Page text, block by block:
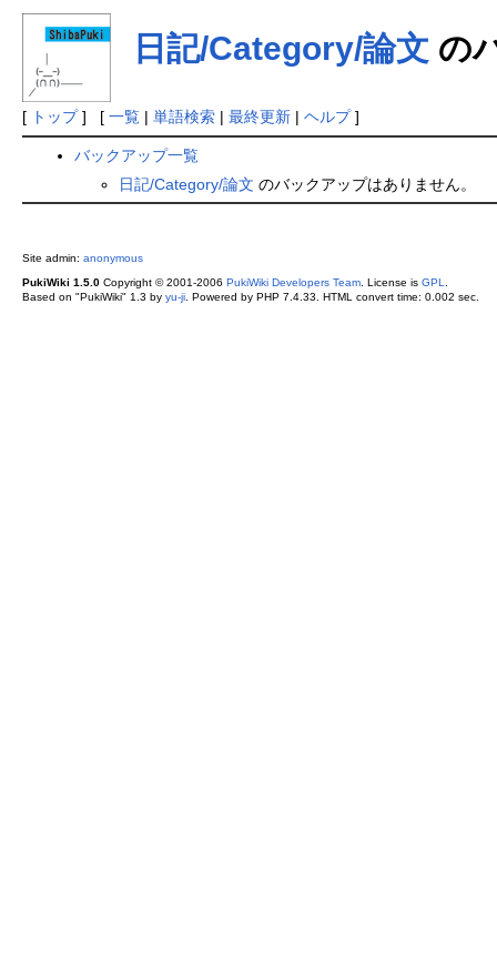
日記/Category/論文 の
[ トップ] [ 一覧| 単語検索| 最終更新| ヘルプ]
バックアップ一覧
日記/Category/論文 のバックアップはありません。
Site admin: anonymous
PukiWiki 1.5.0Copyright © 2001-2006 PukiWiki Developers Team. License is GPL
Based on "PukiWiki" 1.3 by yu-ji. Powered by PHP 7.4.33. HTML convert time: 0.002 sec.